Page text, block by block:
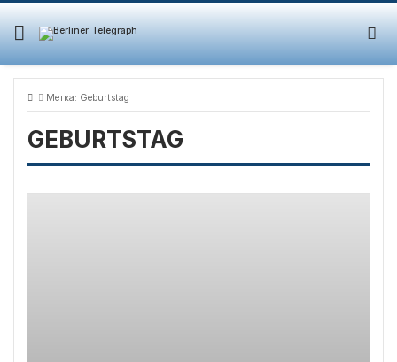
Skip
content
Метка: Geburtstag
GEBURTSTAG